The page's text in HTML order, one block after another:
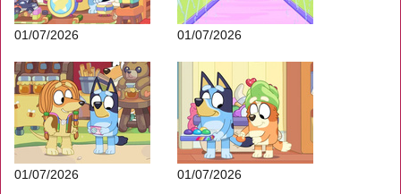
01/07/2026 01/07/2026
01/07/2026 01/07/2026